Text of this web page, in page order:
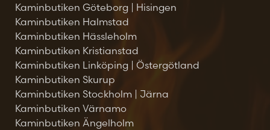
Kaminbutiken Göteborg | Hisingen
Kaminbutiken Halmstad
Kaminbutiken Hässleholm
Kaminbutiken Kristianstad
Kaminbutiken Linköping | Östergötland
Kaminbutiken Skurup
Kaminbutiken Stockholm | Järna
Kaminbutiken Värnamo
Kaminbutiken Ängelholm